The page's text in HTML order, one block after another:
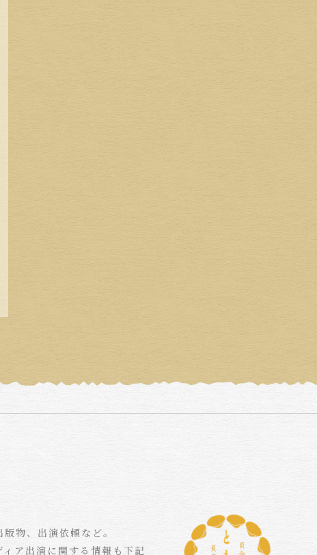
物、出演依頼など。
ア出演に関する情報も下記